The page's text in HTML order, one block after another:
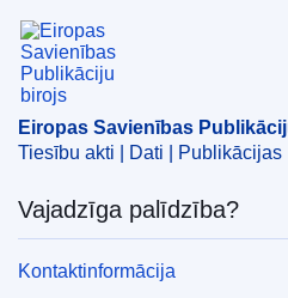
Eiropas Savienības
Eiropas Savienības
Tiesību akti | Dati | Publikācijas
Vajadzīga palīdzība?
Kontaktinformācija